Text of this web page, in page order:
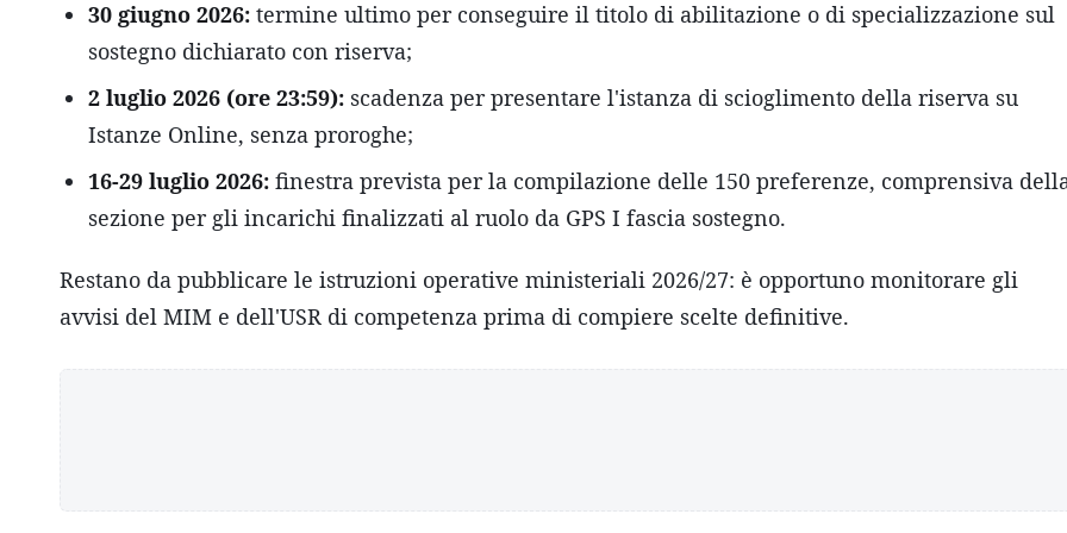
30 giugno 2026: termine ultimo per conseguire il titolo di abilitazione o di specializzazione sul
sostegno dichiarato con riserva;
2 luglio 2026 (ore 23:59): scadenza per presentare l'istanza di scioglimento della riserva su
Istanze Online, senza proroghe;
16-29 luglio 2026: finestra prevista per la compilazione delle 150 preferenze, comprensiva
sezione per gli incarichi finalizzati al ruolo da GPS I fascia sostegno.
Restano da pubblicare le istruzioni operative ministeriali 2026/27: è opportuno monitorare gli
avvisi del MIM e dell'USR di competenza prima di compiere scelte definitive.